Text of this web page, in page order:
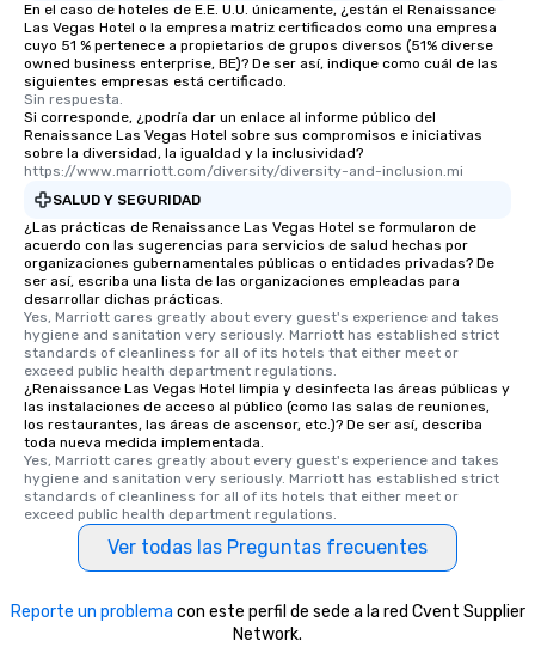
En el caso de hoteles de E.E. U.U. únicamente, ¿están el Renaissance
Las Vegas Hotel o la empresa matriz certificados como una empresa
cuyo 51 % pertenece a propietarios de grupos diversos (51% diverse
owned business enterprise, BE)? De ser así, indique como cuál de las
siguientes empresas está certificado.
Sin respuesta.
Si corresponde, ¿podría dar un enlace al informe público del
Renaissance Las Vegas Hotel sobre sus compromisos e iniciativas
sobre la diversidad, la igualdad y la inclusividad?
https://www.marriott.com/diversity/diversity-and-inclusion.mi
SALUD Y SEGURIDAD
¿Las prácticas de Renaissance Las Vegas Hotel se formularon de
acuerdo con las sugerencias para servicios de salud hechas por
organizaciones gubernamentales públicas o entidades privadas? De
ser así, escriba una lista de las organizaciones empleadas para
desarrollar dichas prácticas.
Yes, Marriott cares greatly about every guest's experience and takes
hygiene and sanitation very seriously. Marriott has established strict
standards of cleanliness for all of its hotels that either meet or
exceed public health department regulations.
¿Renaissance Las Vegas Hotel limpia y desinfecta las áreas públicas y
las instalaciones de acceso al público (como las salas de reuniones,
los restaurantes, las áreas de ascensor, etc.)? De ser así, describa
toda nueva medida implementada.
Yes, Marriott cares greatly about every guest's experience and takes
hygiene and sanitation very seriously. Marriott has established strict
standards of cleanliness for all of its hotels that either meet or
exceed public health department regulations.
Ver todas las Preguntas frecuentes
Reporte un problema con este perfil de sede a la red Cvent Supplier
Network.